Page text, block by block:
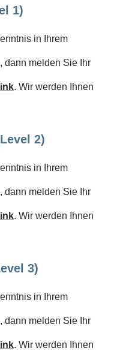
1)
in Ihrem
dann melden Sie Ihr
. Wir werden Ihnen
2)
in Ihrem
dann melden Sie Ihr
. Wir werden Ihnen
3)
in Ihrem
dann melden Sie Ihr
. Wir werden Ihnen